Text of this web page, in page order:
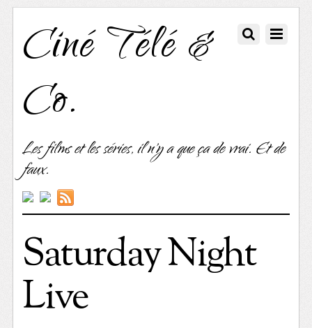
Ciné Télé &
Co.
Les films et les séries, il n'y a que ça de vrai. Et de
faux.
Saturday Night
Live